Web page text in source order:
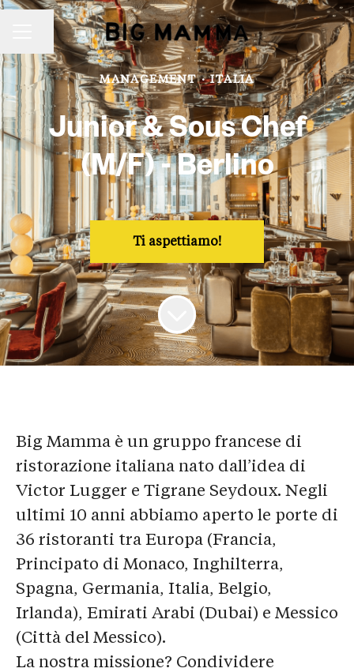
Menu Carriera
Condividi la pagina
MANAGEMENT · ITALIA
Junior & Sous Chef
(M/F) - Berlino
Ti aspettiamo!
Big Mamma è un gruppo francese di
ristorazione italiana nato dall’idea di
Victor Lugger e Tigrane Seydoux. Negli
ultimi 10 anni abbiamo aperto le porte di
36 ristoranti tra Europa (Francia,
Principato di Monaco, Inghilterra,
Spagna, Germania, Italia, Belgio,
Irlanda), Emirati Arabi (Dubai) e Messico
(Città del Messico).
La nostra missione? Condividere